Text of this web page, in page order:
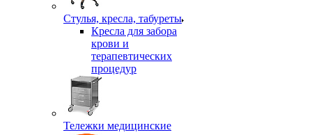
Стулья, кресла, табуреты
Кресла для забора
крови и
терапевтических
процедур
Тележки медицинские